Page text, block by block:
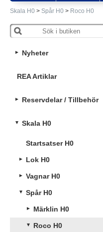
Skala H0 > Spår H0 > Roco H0
Nyheter
REA Artiklar
Reservdelar / Tillbehör
Skala H0
Startsatser H0
Lok H0
Vagnar H0
Spår H0
Märklin H0
Roco H0